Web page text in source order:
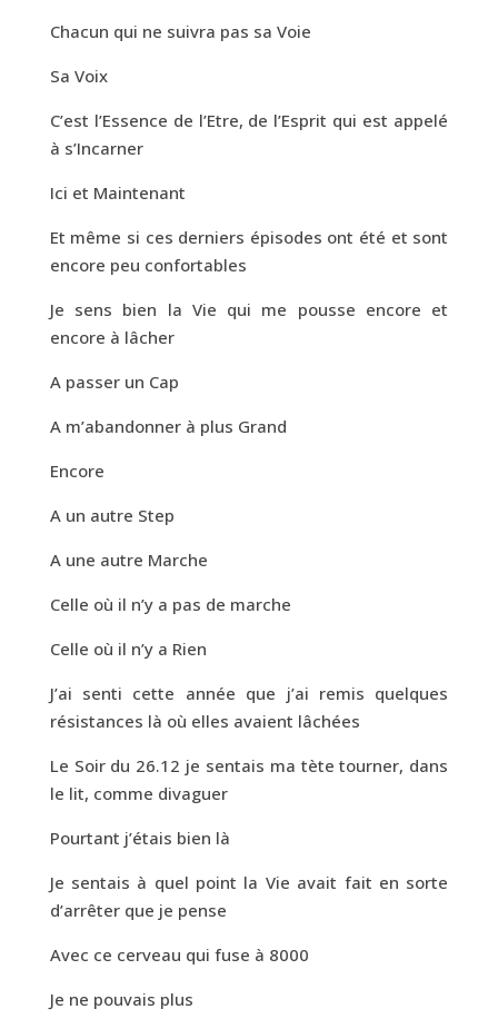
Chacun qui ne suivra pas sa Voie
Sa Voix
C’est l’Essence de l’Etre, de l’Esprit qui est appelé
à s’Incarner
Ici et Maintenant
Et même si ces derniers épisodes ont été et sont
encore peu confortables
Je sens bien la Vie qui me pousse encore et
encore à lâcher
A passer un Cap
A m’abandonner à plus Grand
Encore
A un autre Step
A une autre Marche
Celle où il n’y a pas de marche
Celle où il n’y a Rien
J’ai senti cette année que j’ai remis quelques
résistances là où elles avaient lâchées
Le Soir du 26.12 je sentais ma tète tourner, dans
le lit, comme divaguer
Pourtant j’étais bien là
Je sentais à quel point la Vie avait fait en sorte
d’arrêter que je pense
Avec ce cerveau qui fuse à 8000
Je ne pouvais plus